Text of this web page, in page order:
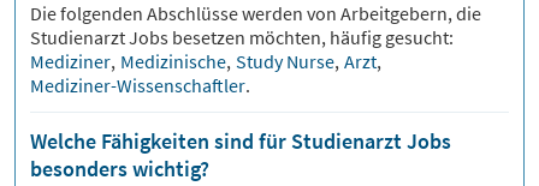
Die folgenden Abschlüsse werden von Arbeitgebern, die
StudienarztJobs besetzen möchten, häufig gesucht:
Mediziner, Medizinische, Study Nurse, Arzt,
Mediziner-Wissenschaftler.
Welche Fähigkeiten sind für Studienarzt Jobs
besonders wichtig?